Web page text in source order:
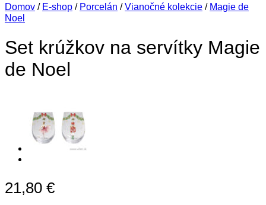
Domov / E-shop / Porcelán / Vianočné kolekcie / Magie de
Noel
Set krúžkov na servítky Magie
de Noel
21,80 €